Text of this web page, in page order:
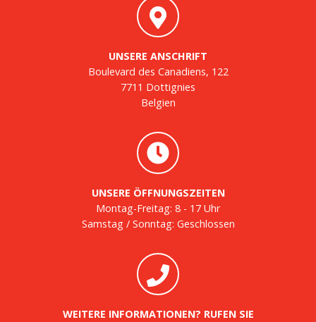
UNSERE ANSCHRIFT
Boulevard des Canadiens, 122
7711 Dottignies
Belgien
UNSERE ÖFFNUNGSZEITEN
Montag-Freitag: 8 - 17 Uhr
Samstag / Sonntag: Geschlossen
WEITERE INFORMATIONEN? RUFEN SIE